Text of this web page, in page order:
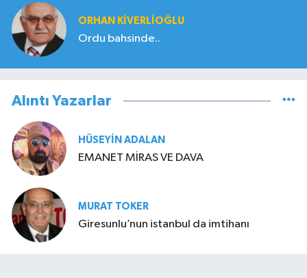
ORHAN KIVERLIOĞLU
Ordu bahsinde..
Alıntı Yazarlar
HÜSEYIN ADALAN
EMANET MİRAS VE DAVA
MURAT TOKER
Giresunlu’nun istanbul da imtihanı